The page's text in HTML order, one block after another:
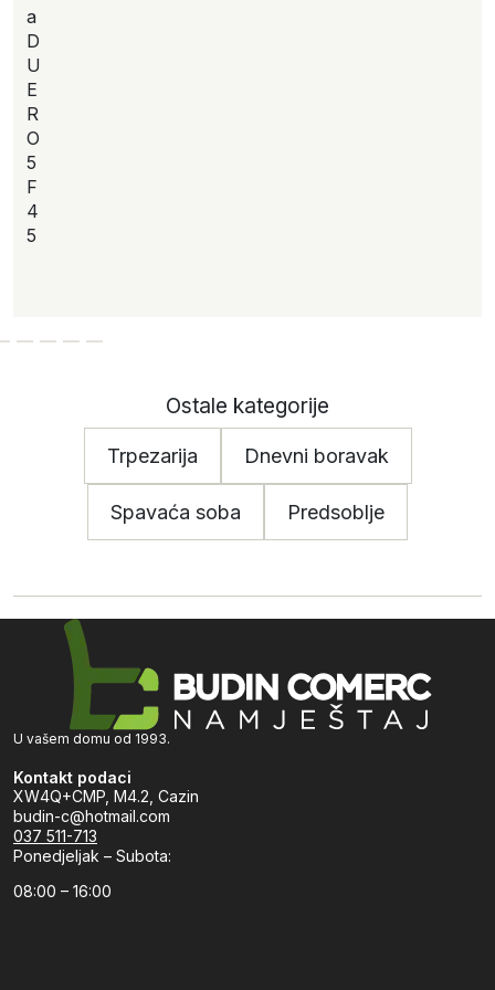
a
D
U
E
R
O
5
F
4
5
Ostale kategorije
Trpezarija Dnevni boravak
Spavaća soba Predsoblje
U vašem domu od 1993.
Kontakt podaci
XW4Q+CMP, M4.2, Cazin
budin-c@hotmail.com
037 511-713
Ponedjeljak – Subota:
08:00 – 16:00